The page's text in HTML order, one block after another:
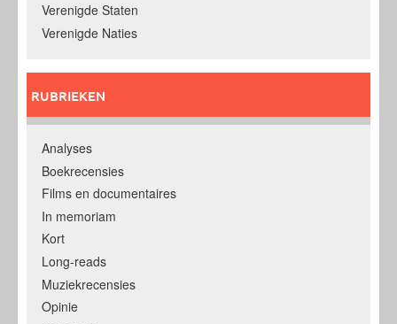
Verenigde Staten
Verenigde Naties
RUBRIEKEN
Analyses
Boekrecensies
Films en documentaires
In memoriam
Kort
Long-reads
Muziekrecensies
Opinie